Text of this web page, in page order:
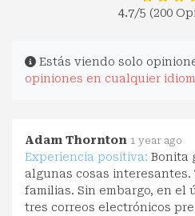
4.7/5 (200
Estás viendo solo
opiniones en cualquier
Adam Thornton 1 year ago
Experiencia positiva: Bonita
algunas cosas interesantes.
familias. Sin embargo, en el
tres correos electrónicos